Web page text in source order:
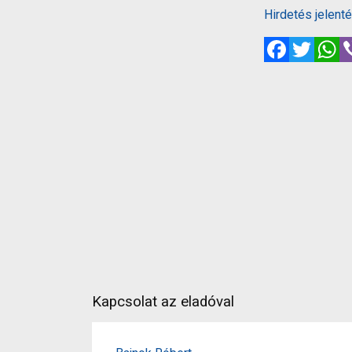
Hirdetés
FacebookTwitter
Kapcsolat az eladóval